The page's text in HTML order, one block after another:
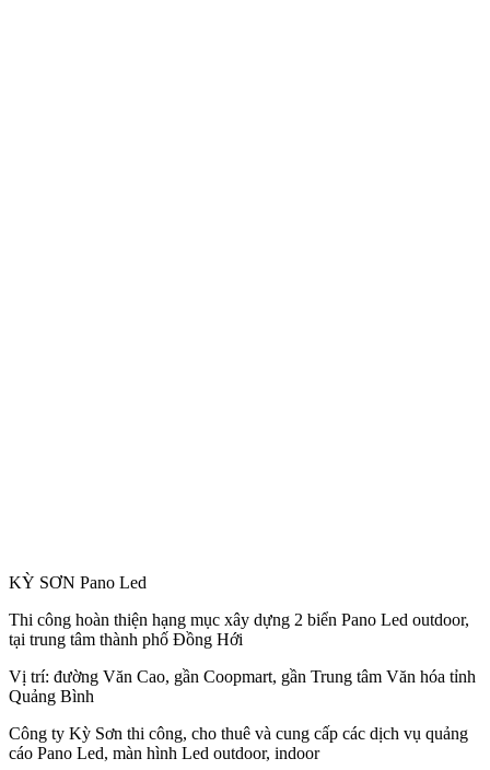
KỲ SƠN Pano Led
Thi công hoàn thiện hạng mục xây dựng 2 biển Pano Led outdoor,
tại trung tâm thành phố Đồng Hới
Vị trí: đường Văn Cao, gần Coopmart, gần Trung tâm Văn hóa tỉnh
Quảng Bình
Công ty Kỳ Sơn thi công, cho thuê và cung cấp các dịch vụ quảng
cáo Pano Led, màn hình Led outdoor, indoor